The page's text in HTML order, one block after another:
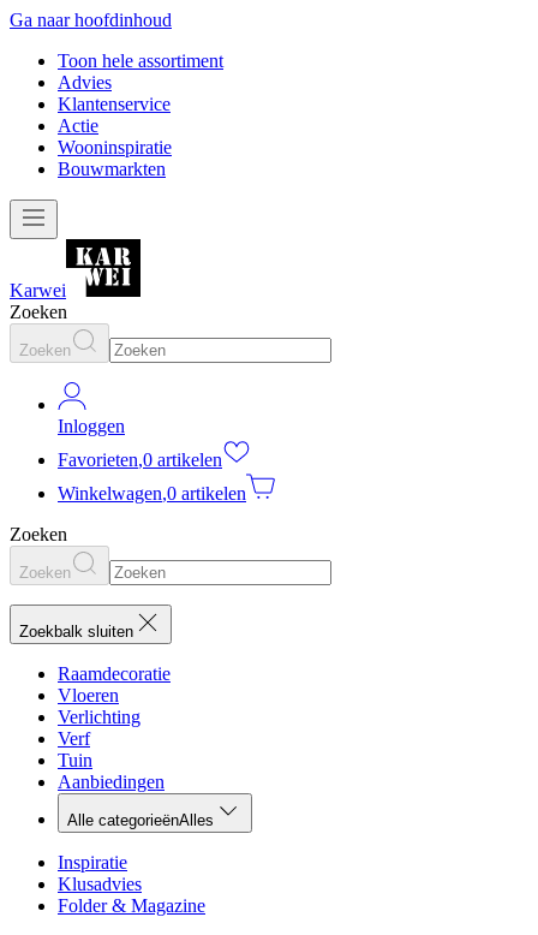
Ga naar hoofdinhoud
Toon hele assortiment
Advies
Klantenservice
Actie
Wooninspiratie
Bouwmarkten
Karwei
Zoeken
Zoeken
Inloggen
Favorieten,0 artikelen
Winkelwagen,0 artikelen
Zoeken
Zoeken
Zoekbalk sluiten
Raamdecoratie
Vloeren
Verlichting
Verf
Tuin
Aanbiedingen
Alle categorieënAlles
Inspiratie
Klusadvies
Folder & Magazine